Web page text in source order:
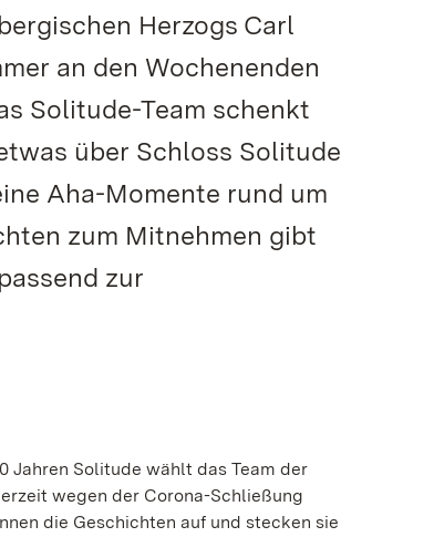
Herzogs Carl
an den Wochenenden
Solitude-Team schenkt
über Schloss Solitude
Aha-Momente rund um
zum Mitnehmen gibt
zur
Jahren Solitude wählt das Team der
wegen der Corona-Schließung
die Geschichten auf und stecken sie